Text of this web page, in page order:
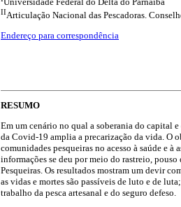
IIArticulação Nacional das Pescadoras.
Endereço para correspondência
RESUMO
Em um cenário no qual a soberania do capital
da Covid-19 amplia a precarização da vida. O
comunidades pesqueiras no acesso à saúde e
informações se deu por meio do rastreio,
Pesqueiras. Os resultados mostram um devir
as vidas e mortes são passíveis de luto e de
trabalho da pesca artesanal e do seguro defeso.